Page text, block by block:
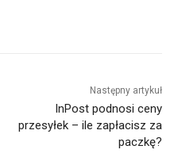
Następny artykuł
InPost podnosi ceny
przesyłek – ile zapłacisz za
paczkę?